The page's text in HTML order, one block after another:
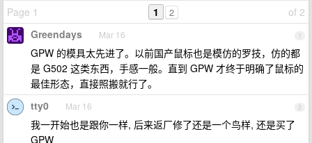
Page 1
of 2
1 2
1
Greendays Mar 16
GPW 的模具太先进了。以前国产鼠标也是模仿的罗技，仿的都
是 G502 这类东西，手感一般。直到 GPW 才终于明确了鼠标的
最佳形态，直接照搬就行了。
2
tty0 Mar 16
我一开始也是跟你一样, 后来返厂修了还是一个鸟样, 还是买了
GPW